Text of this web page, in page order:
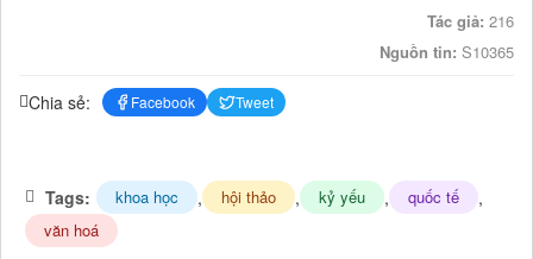
Tác giả: 216
Nguồn tin: S10365
Chia sẻ: Facebook Tweet
Tags: khoa học , hội thảo , kỷ yếu , quốc tế ,
văn hoá